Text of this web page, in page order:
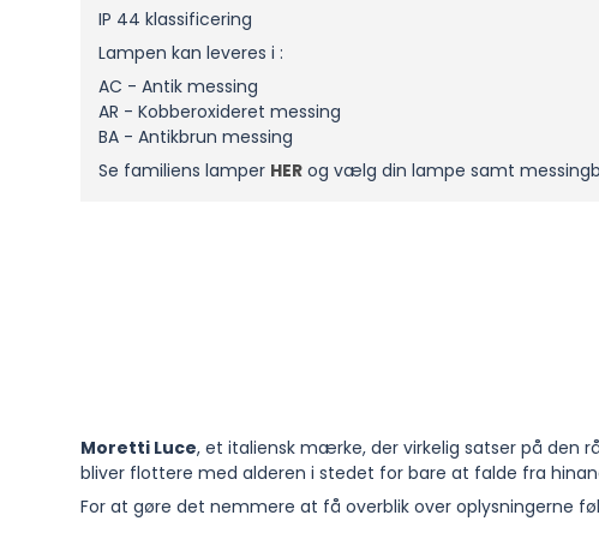
IP 44 klassificering
Lampen kan leveres i :
AC - Antik messing
AR - Kobberoxideret messing
BA - Antikbrun messing
Se familiens lamper HER og vælg din lampe samt
Moretti Luce, et italiensk mærke, der virkelig satser på den
bliver flottere med alderen i stedet for bare at falde fra
For at gøre det nemmere at få overblik over oplysningerne